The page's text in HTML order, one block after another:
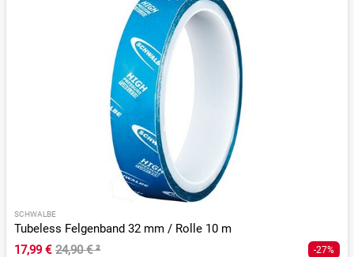
SCHWALBE
Tubeless Felgenband 32 mm / Rolle 10 m
17,99 € 24,90 €² -27%